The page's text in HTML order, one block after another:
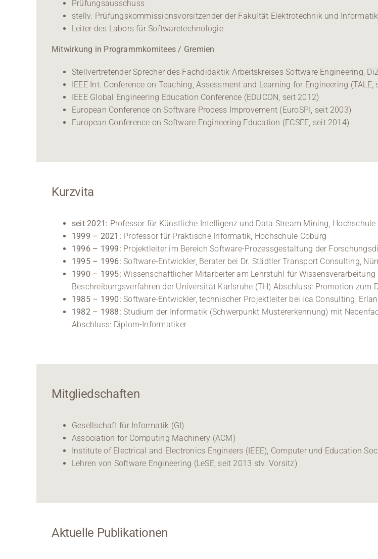
Prüfungsausschuss
stellv. Prüfungskommissionsvorsitzender der Fakultät Elektrotechnik und Informatik
Leiter des Labors für Softwaretechnologie
Mitwirkung in Programmkomitees / Gremien
Stellvertretender Sprecher des Fachdidaktik-Arbeitskreises Software Engineering,
IEEE Int. Conference on Teaching, Assessment and Learning for Engineering (TALE,
IEEE Global Engineering Education Conference (EDUCON, seit 2012)
European Conference on Software Process Improvement (EuroSPI, seit 2003)
European Conference on Software Engineering Education (ECSEE, seit 2014)
Kurzvita
seit 2021: Professor für Künstliche Intelligenz und Data Stream Mining, Hochschule
1999 – 2021: Professor für Praktische Informatik, Hochschule Coburg
1996 – 1999: Projektleiter im Bereich Software-Prozessgestaltung der
1995 – 1996:Software-Entwickler, Berater bei Dr. Städtler Transport Consulting,
1990 – 1995:Wissenschaftlicher Mitarbeiter am Lehrstuhl für
Beschreibungsverfahren der Universität Karlsruhe (TH) Abschluss: Promotion zum
1985 – 1990:Software-Entwickler, technischer Projektleiter bei ica Consulting,
1982 – 1988:Studium der Informatik (Schwerpunkt Mustererkennung) mit
Abschluss: Diplom-Informatiker
Mitgliedschaften
Gesellschaft für Informatik (GI)
Association for Computing Machinery (ACM)
Institute of Electrical and Electronics Engineers (IEEE), Computer und Education
Lehren von Software Engineering (LeSE, seit 2013 stv. Vorsitz)
Aktuelle Publikationen